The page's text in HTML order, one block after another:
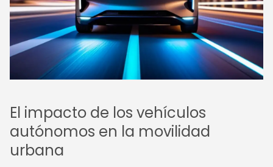
El impacto de los vehículos
autónomos en la movilidad
urbana